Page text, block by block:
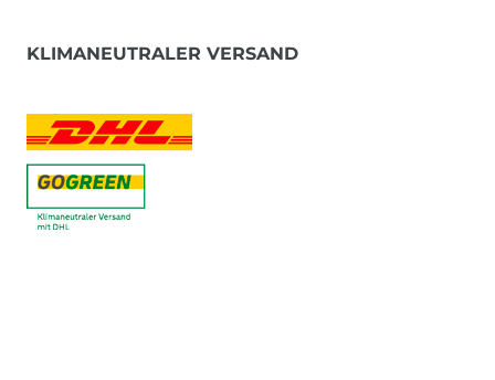
KLIMANEUTRALER VERSAND